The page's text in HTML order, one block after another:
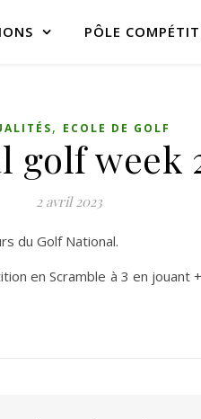
PÔLE
, ECOLE DE GOLF
golf week
2 avril 2023
du Golf National.
en Scramble à 3 en